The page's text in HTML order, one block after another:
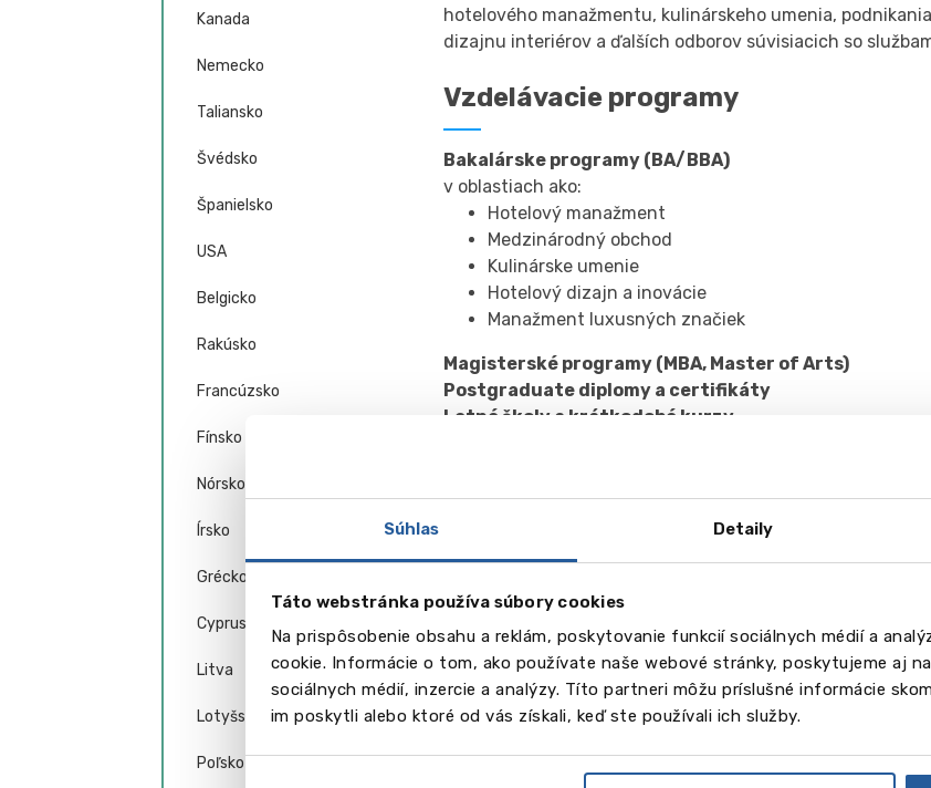
Súhlas Detaily
Táto webstránka používa súbory cookies
Na prispôsobenie obsahu a reklám, poskytovanie funkcií sociálnych médií a
cookie. Informácie o tom, ako používate naše webové stránky, poskytujeme aj
sociálnych médií, inzercie a analýzy. Títo partneri môžu príslušné informácie
im poskytli alebo ktoré od vás získali, keď ste používali ich služby.
Kanada
Nemecko
Taliansko
Švédsko
Španielsko
USA
Belgicko
Rakúsko
Francúzsko
Fínsko
Nórsko
Írsko
Grécko
Cyprus
Litva
Lotyšsko
Poľsko
hotelového manažmentu, kulinárskeho umenia,
dizajnu interiérov a ďalších odborov súvisiacich so
Vzdelávacie programy
Bakalárske programy (BA/BBA)
v oblastiach ako:
Hotelový manažment
Medzinárodný obchod
Kulinárske umenie
Hotelový dizajn a inovácie
Manažment luxusných značiek
Magisterské programy (MBA, Master of Arts)
Postgraduate diplomy a certifikáty
Letné školy a krátkodobé kurzy
Programy sú akreditované medzinárodne (napr.
akademický rok zahŕňa aj platenú odbornú stáž vo
Prijímacie podmienky
Bakalárske štúdium
Ukončené stredoškolské vzdelanie
Znalosť anglického jazyka (IELTS min. 5.5)
Motivačný list
Životopis